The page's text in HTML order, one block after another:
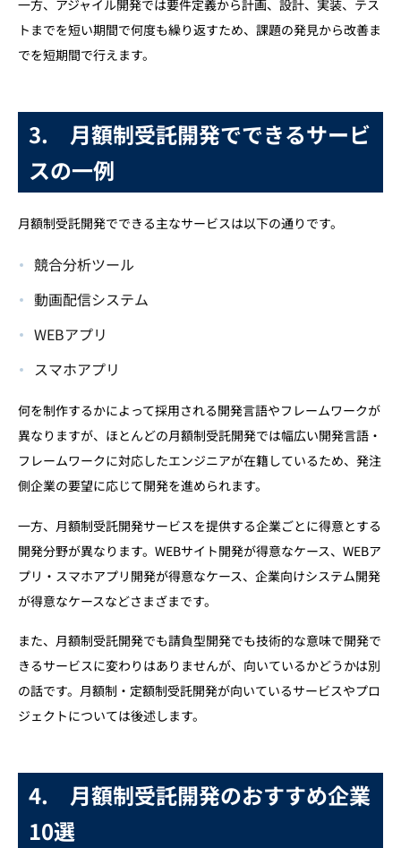
一方、アジャイル開発では要件定義から計画、設計、実装、テス
トまでを短い期間で何度も繰り返すため、課題の発見から改善ま
でを短期間で行えます。
3. 月額制受託開発でできるサービ
スの一例
月額制受託開発でできる主なサービスは以下の通りです。
競合分析ツール
動画配信システム
WEBアプリ
スマホアプリ
何を制作するかによって採用される開発言語やフレームワークが
異なりますが、ほとんどの月額制受託開発では幅広い開発言語・
フレームワークに対応したエンジニアが在籍しているため、発注
側企業の要望に応じて開発を進められます。
一方、月額制受託開発サービスを提供する企業ごとに得意とする
開発分野が異なります。WEBサイト開発が得意なケース、WEBア
プリ・スマホアプリ開発が得意なケース、企業向けシステム開発
が得意なケースなどさまざまです。
また、月額制受託開発でも請負型開発でも技術的な意味で開発で
きるサービスに変わりはありませんが、向いているかどうかは別
の話です。月額制・定額制受託開発が向いているサービスやプロ
ジェクトについては後述します。
4. 月額制受託開発のおすすめ企業
10選